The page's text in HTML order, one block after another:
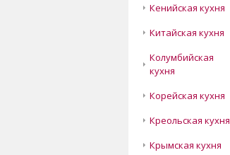
Кенийская кухня
Китайская кухня
Колумбийская
кухня
Корейская кухня
Креольская кухня
Крымская кухня